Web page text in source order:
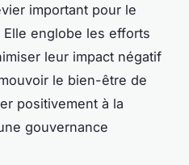
important pour le
Elle englobe les efforts
leur impact négatif
le bien-être de
positivement à la
gouvernance